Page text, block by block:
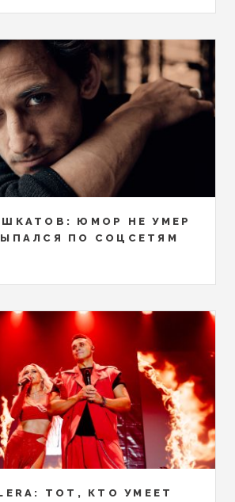
ЮМОР НЕ УМЕР
ПО СОЦСЕТЯМ
LERA: ТОТ, КТО УМЕЕТ